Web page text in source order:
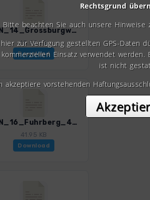
HAN_14_Grossburgwedel_4595_1.gpx
15.55 KB
Download
HAN_16_Fuhrberg_4595_1.gpx
41.95 KB
Download
Rechtsgrund
Bitte beachten Sie auch unsere Hinweise
zur Verfügung gestellten GPS-Daten
Einsatz verwendet
ist nicht
akzeptiere vorstehenden